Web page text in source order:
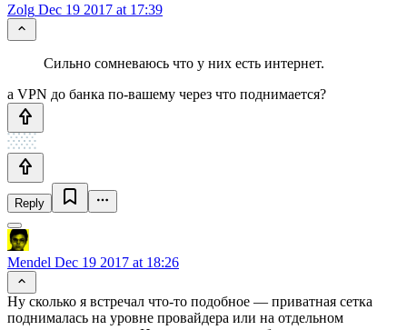
Zolg Dec 19 2017 at 17:39
Сильно сомневаюсь что у них есть интернет.
а VPN до банка по-вашему через что поднимается?
Reply
Mendel Dec 19 2017 at 18:26
Ну сколько я встречал что-то подобное — приватная сетка
поднималась на уровне провайдера или на отдельном